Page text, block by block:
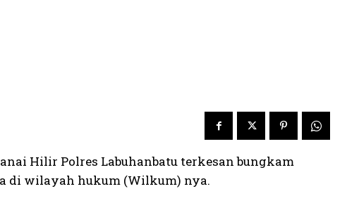
Hilir Polres Labuhanbatu terkesan bungkam
di wilayah hukum (Wilkum) nya.